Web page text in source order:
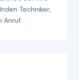
Techniker,
Anruf.